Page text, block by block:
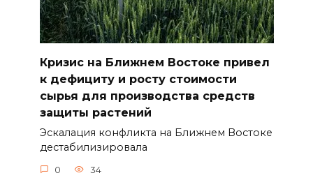
Кризис на Ближнем Востоке привел
к дефициту и росту стоимости
сырья для производства средств
защиты растений
Эскалация конфликта на Ближнем Востоке
дестабилизировала
0 34